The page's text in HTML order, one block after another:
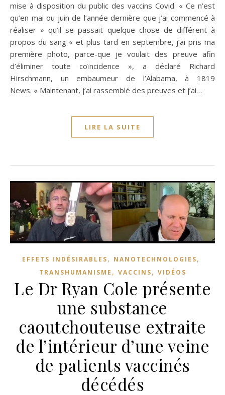
mise à disposition du public des vaccins Covid. « Ce n’est
qu’en mai ou juin de l’année dernière que j’ai commencé à
réaliser » qu’il se passait quelque chose de différent à
propos du sang « et plus tard en septembre, j’ai pris ma
première photo, parce-que je voulait des preuve afin
d’éliminer toute coïncidence », a déclaré Richard
Hirschmann, un embaumeur de l’Alabama, à 1819
News. « Maintenant, j’ai rassemblé des preuves et j’ai…
LIRE LA SUITE
EFFETS INDÉSIRABLES, NANOTECHNOLOGIES,
TRANSHUMANISME , VACCINS, VIDÉOS
Le Dr Ryan Cole présente
une substance
caoutchouteuse extraite
de l’intérieur d’une veine
de patients vaccinés
décédés